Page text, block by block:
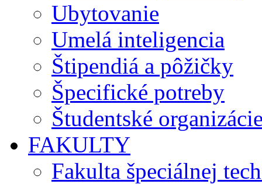
Ubytovanie
Umelá inteligencia
Štipendiá a pôžičky
Špecifické potreby
Študentské
FAKULTY
Fakulta špeciálnej